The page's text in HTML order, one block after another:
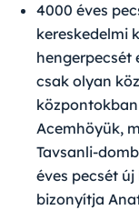
4000 éves
kereskedelmi
hengerpecsét
csak olyan
Acemhöyük,
Tavsanli-
éves pecsét
bizonyítja